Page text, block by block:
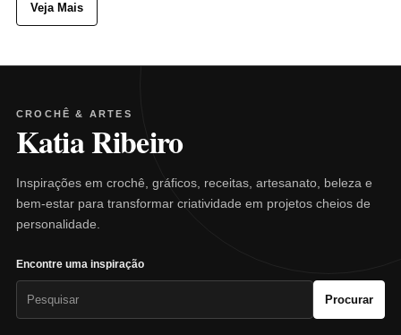
Veja Mais
CROCHÊ & ARTES
Katia Ribeiro
Inspirações em crochê, gráficos, receitas, artesanato, beleza e
bem-estar para transformar criatividade em projetos cheios de
personalidade.
Encontre uma inspiração
Procurar